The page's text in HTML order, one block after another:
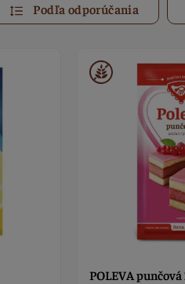
Podľa odporúčania
POLEVA punčová